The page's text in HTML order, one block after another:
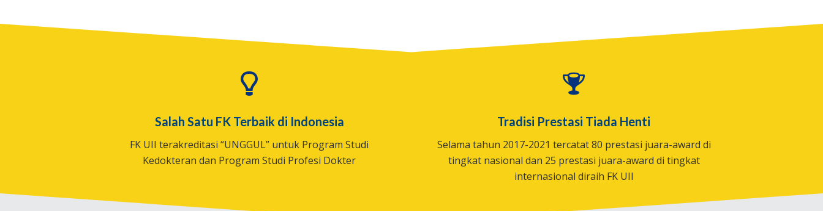
Salah Satu FK Terbaik di Indonesia
FK UII terakreditasi “UNGGUL” untuk Program Studi
Kedokteran dan Program Studi Profesi Dokter
Tradisi Prestasi Tiada Henti
Selama tahun 2017-2021 tercatat 80 prestasi juara-award di
tingkat nasional dan 25 prestasi juara-award di tingkat
internasional diraih FK UII